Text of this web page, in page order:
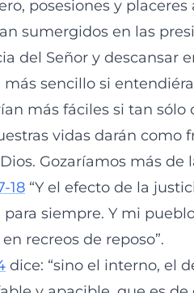
posesiones y
sumergidos en las
del Señor y descansar
más sencillo si
más fáciles si tan
vidas darán como
Gozaríamos más
18 “Y el efecto de la
siempre. Y mi
recreos de reposo”.
dice: “sino el interno, el